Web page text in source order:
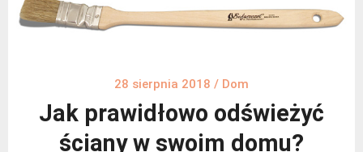
28 sierpnia 2018 / Dom
Jak prawidłowo odświeżyć
ściany w swoim domu?